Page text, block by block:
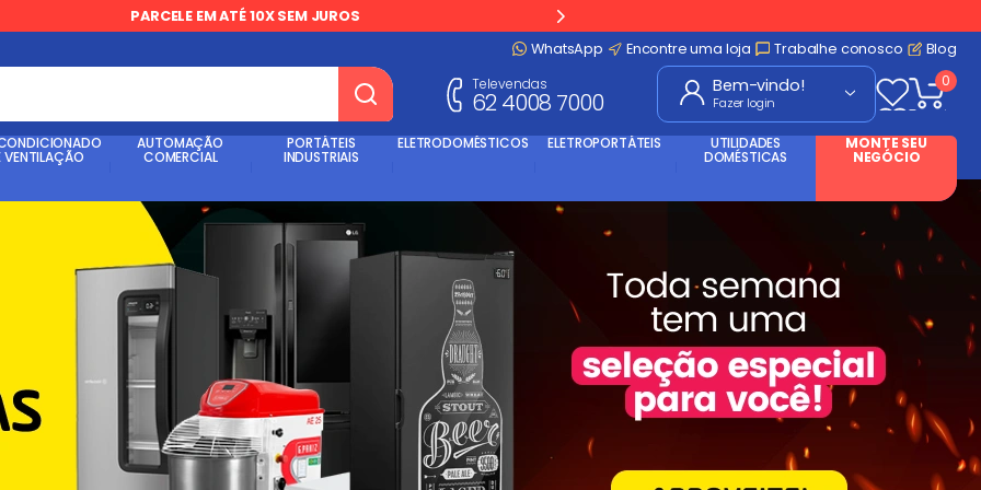
PARCELE EM ATÉ 10X SEM JUROS
WhatsApp
Encontre uma loja Trabalhe conosco Blog
Televendas
62 4008 7000 Fazer login
0
VENTILAÇÃO
AUTOMAÇÃO
COMERCIAL
PORTÁTEIS
INDUSTRIAIS
ELETRODOMÉSTICOS ELETROPORTÁTEIS UTILIDADES
DOMÉSTICAS
MONTE SEU
NEGÓCIO